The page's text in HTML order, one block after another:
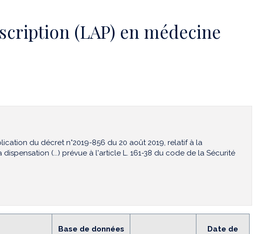
(LAP) en médecine
du décret n°2019-856 du 20 août 2019, relatif à la
(...) prévue à l'article L. 161-38 du code de la Sécurité
Base de données
Date de